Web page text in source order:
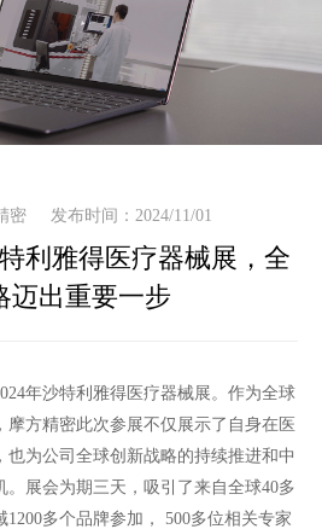
密 发布时间：2024/11/01
利雅得医疗器械展，全
迈出重要一步
年沙特利雅得医疗器械展。作为全球
摩方精密此次参展不仅展示了自身在医
为公司全球创新战略的持续推进和中
。展会为期三天，吸引了来自全球40多
多个品牌参加， 500多位相关专家